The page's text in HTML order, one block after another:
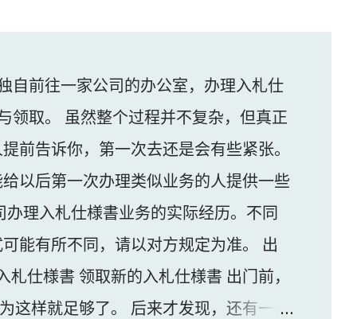
自前往一家公司的办公室，办理入札仕
领取。 虽然整个过程并不复杂，但真正
前告诉你，第一次去还是会有些紧张。
以后第一次办理类似业务的人提供一些
理入札仕様書业务的实际经历。不同
能有所不同，请以对方规定为准。 出
仕様書 领取新的入札仕様書 出门前，
这样就足够了。 后来才发现，还有一样